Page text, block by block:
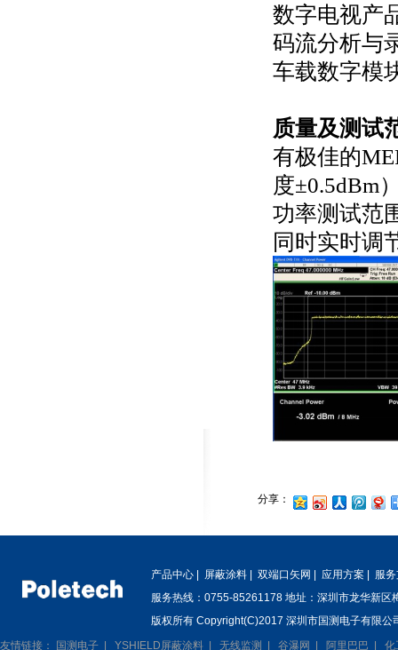
数字电视产
码流分析与
车载数字模
质量及测试
有极佳的
度±0.5dBm
功率测试范
同时实时调
分享：
产品中心 屏蔽涂料 双端口矢网 应用方案
服
服务热线：0755-85261178 地址：深圳市龙华新区
版权所有 Copyright(C)2017 深圳市国测电子有限公
友情链接：
国测电子 YSHIELD屏蔽涂料 无线监测 谷瀑网 阿里巴巴 化